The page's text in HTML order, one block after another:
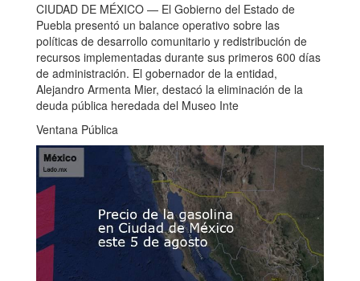
CIUDAD DE MÉXICO — El Gobierno del Estado de
Puebla presentó un balance operativo sobre las
políticas de desarrollo comunitario y redistribución de
recursos implementadas durante sus primeros 600 días
de administración. El gobernador de la entidad,
Alejandro Armenta Mier, destacó la eliminación de la
deuda pública heredada del Museo Inte
Ventana Pública